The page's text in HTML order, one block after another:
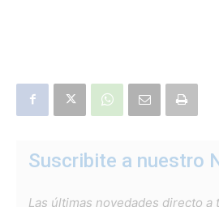
Suscribite a nuestro
Las últimas novedades directo a